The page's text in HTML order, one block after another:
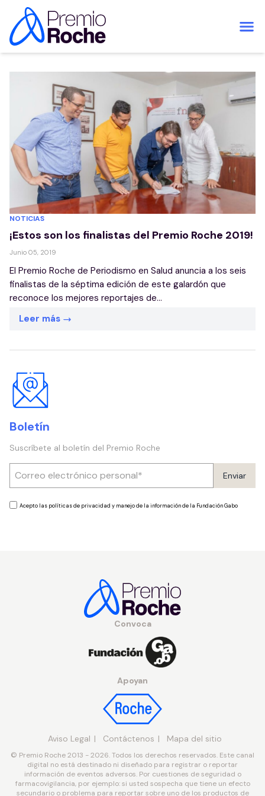
Saltar al contenido
NOTICIAS
¡Estos son los finalistas del Premio Roche 2019!
Junio 05, 2019
El Premio Roche de Periodismo en Salud anuncia a los seis
finalistas de la séptima edición de este galardón que
reconoce los mejores reportajes de...
Leer más
Boletín
Suscríbete al boletín del Premio Roche
Enviar
Acepto las políticas de privacidad y manejo de la información de la Fundación Gabo
Convoca
Apoyan
Aviso Legal Contáctenos Mapa del sitio
© Premio Roche 2013 - 2026. Todos los derechos reservados. Este canal
digital no está destinado ni diseñado para registrar o reportar
información de eventos adversos. Por cuestiones de seguridad o
farmacovigilancia, por ejemplo: si usted sospecha que tiene un efecto
secundario o problema para reportar sobre uno de los productos de